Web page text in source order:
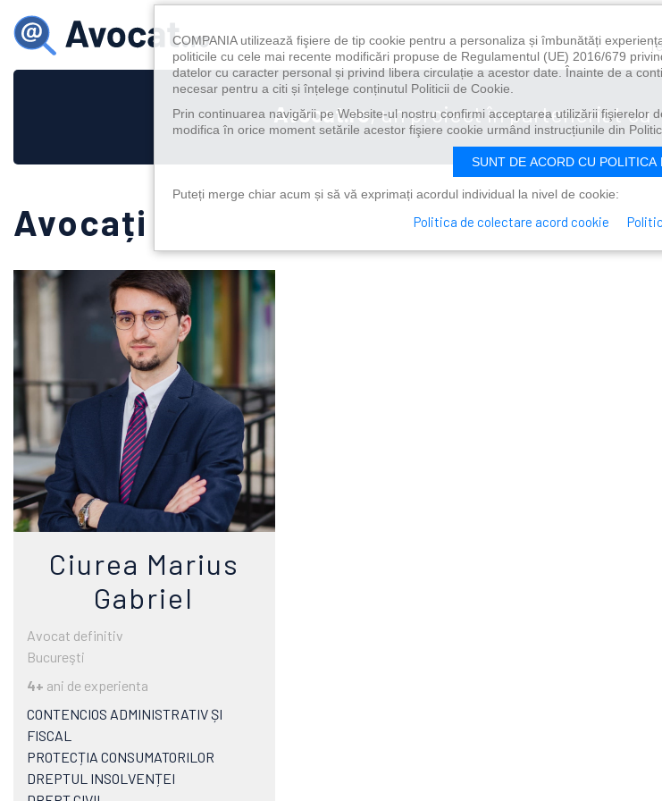
Avocat.ro, un proiect în parteneriat cu
Avocați
Ciurea Marius
Gabriel
Avocat definitiv
Bucureşti
4+ ani de experienta
CONTENCIOS ADMINISTRATIV ȘI
FISCAL
PROTECȚIA CONSUMATORILOR
DREPTUL INSOLVENȚEI
COMPANIA utilizează fişiere de tip cookie pentru a personaliza și îmbunătăți
politicile cu cele mai recente modificări propuse de Regulamentul (UE) 2016/679
datelor cu caracter personal și privind libera circulație a acestor date. Înainte de a
necesar pentru a citi și înțelege conținutul Politicii de Cookie.
Prin continuarea navigării pe Website-ul nostru confirmi acceptarea utilizării fişierelor
modifica în orice moment setările acestor fişiere cookie urmând instrucțiunile din
SUNT DE ACORD CU POLITICA
Puteți merge chiar acum și să vă exprimați acordul individual la nivel de cookie:
Politica de colectare acord cookie